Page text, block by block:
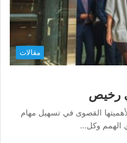
مقالات
القصوى في تسهيل مهام
الهمم وكل…